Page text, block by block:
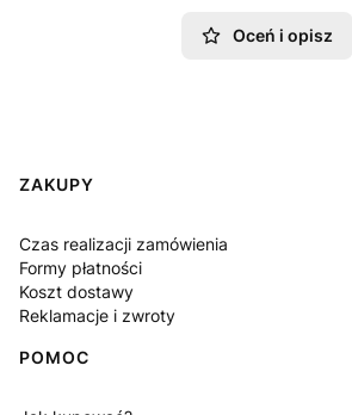
Oceń i opisz
Linki w stopce
ZAKUPY
Czas realizacji zamówienia
Formy płatności
Koszt dostawy
Reklamacje i zwroty
POMOC